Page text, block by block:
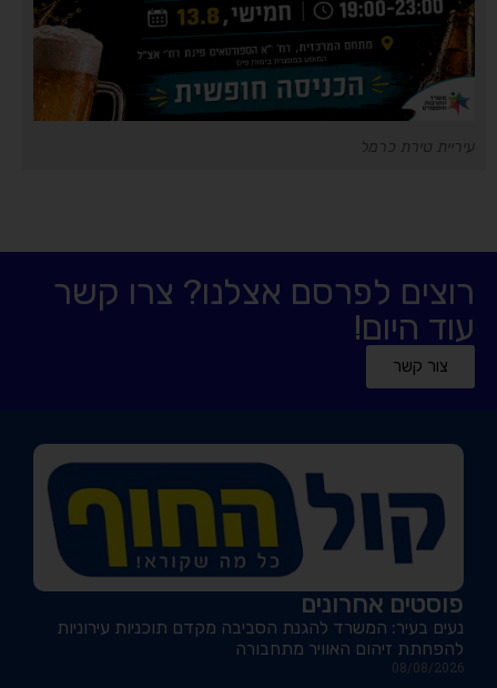
עיריית טירת כרמל
רוצים לפרסם אצלנו? צרו קשר
עוד היום!
צור קשר
פוסטים אחרונים
נעים בעיר: המשרד להגנת הסביבה מקדם תוכניות עירוניות
להפחתת זיהום האוויר מתחבורה
08/08/2026